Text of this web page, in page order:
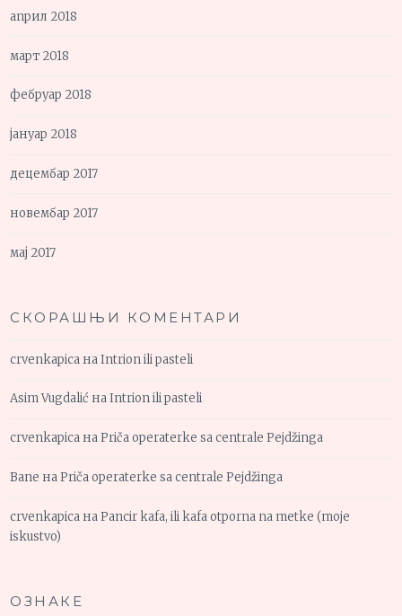
април 2018
март 2018
фебруар 2018
јануар 2018
децембар 2017
новембар 2017
мај 2017
СКОРАШЊИ КОМЕНТАРИ
crvenkapica наIntrion ili pasteli
Asim Vugdalić наIntrion ili pasteli
crvenkapica наPriča operaterke sa centrale Pejdžinga
Bane наPriča operaterke sa centrale Pejdžinga
crvenkapica наPancir kafa, ili kafa otporna na metke (moje
iskustvo)
ОЗНАКЕ